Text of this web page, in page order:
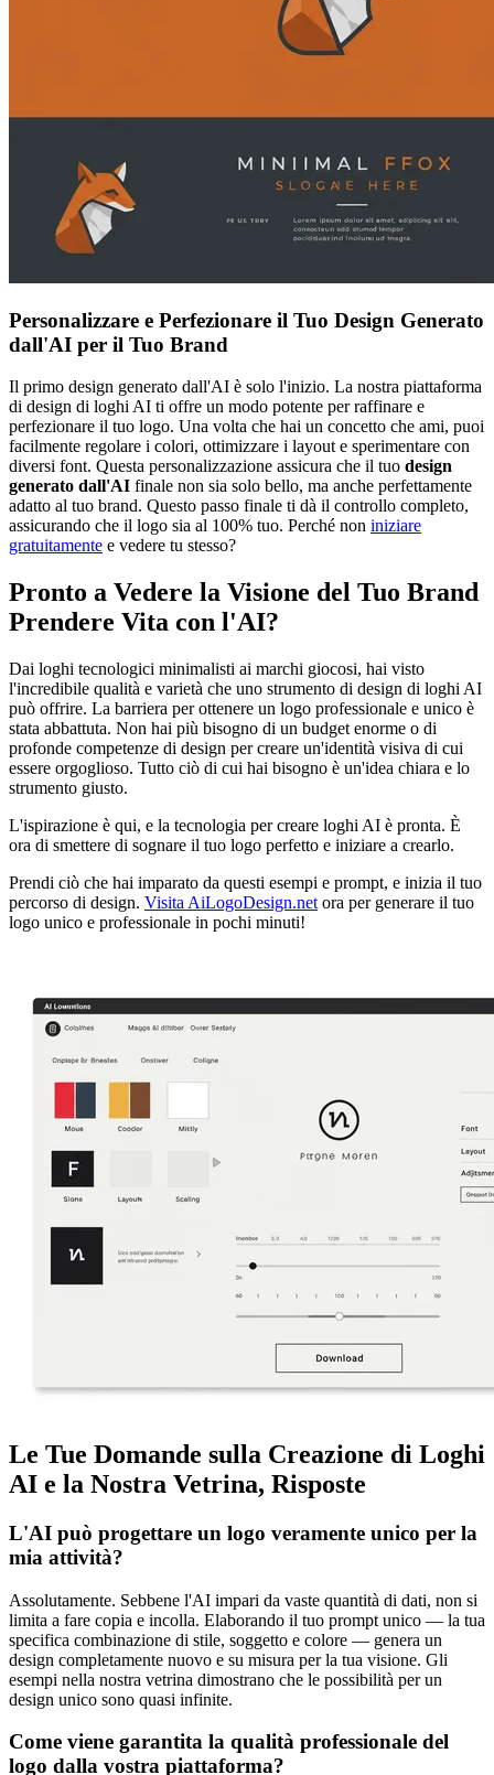
Personalizzare e Perfezionare il Tuo Design Generato
dall'AI per il Tuo Brand
Il primo design generato dall'AI è solo l'inizio. La nostra piattaforma
di design di loghi AI ti offre un modo potente per raffinare e
perfezionare il tuo logo. Una volta che hai un concetto che ami, puoi
facilmente regolare i colori, ottimizzare i layout e sperimentare con
diversi font. Questa personalizzazione assicura che il tuo design
generato dall'AI finale non sia solo bello, ma anche perfettamente
adatto al tuo brand. Questo passo finale ti dà il controllo completo,
assicurando che il logo sia al 100% tuo. Perché non iniziare
gratuitamente e vedere tu stesso?
Pronto a Vedere la Visione del Tuo Brand
Prendere Vita con l'AI?
Dai loghi tecnologici minimalisti ai marchi giocosi, hai visto
l'incredibile qualità e varietà che uno strumento di design di loghi AI
può offrire. La barriera per ottenere un logo professionale e unico è
stata abbattuta. Non hai più bisogno di un budget enorme o di
profonde competenze di design per creare un'identità visiva di cui
essere orgoglioso. Tutto ciò di cui hai bisogno è un'idea chiara e lo
strumento giusto.
L'ispirazione è qui, e la tecnologia per creare loghi AI è pronta. È
ora di smettere di sognare il tuo logo perfetto e iniziare a crearlo.
Prendi ciò che hai imparato da questi esempi e prompt, e inizia il tuo
percorso di design. Visita AiLogoDesign.net ora per generare il tuo
logo unico e professionale in pochi minuti!
Le Tue Domande sulla Creazione di Loghi
AI e la Nostra Vetrina, Risposte
L'AI può progettare un logo veramente unico per la
mia attività?
Assolutamente. Sebbene l'AI impari da vaste quantità di dati, non si
limita a fare copia e incolla. Elaborando il tuo prompt unico — la tua
specifica combinazione di stile, soggetto e colore — genera un
design completamente nuovo e su misura per la tua visione. Gli
esempi nella nostra vetrina dimostrano che le possibilità per un
design unico sono quasi infinite.
Come viene garantita la qualità professionale del
logo dalla vostra piattaforma?